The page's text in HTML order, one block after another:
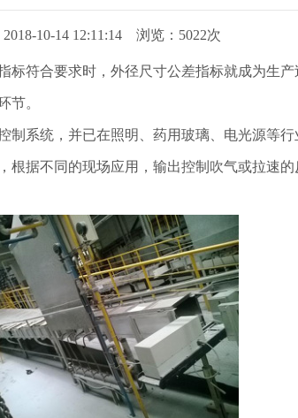
2018-10-14 12:11:14 浏览：5022次
符合要求时，外径尺寸公差指标就成为生产
节。
系统，并已在照明、药用玻璃、电光源等行
据不同的现场应用，输出控制吹气或拉速